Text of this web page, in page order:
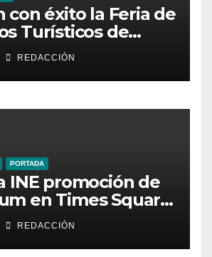
con éxito la Feria de
Turísticos de
REDACCIÓN
PORTADA
INE promoción de
en Times Square
York
REDACCIÓN